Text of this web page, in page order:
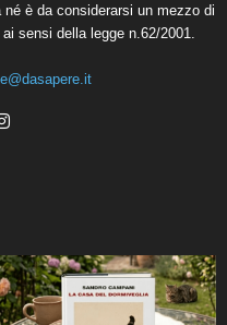
è da considerarsi un mezzo di
sensi della legge n.62/2001.